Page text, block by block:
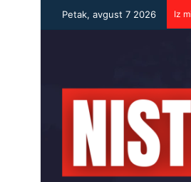
Petak, avgust 7 2026 Iz